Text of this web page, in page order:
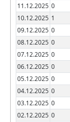
11.12.2025 0
10.12.2025 1
09.12.2025 0
08.12.2025 0
07.12.2025 0
06.12.2025 0
05.12.2025 0
04.12.2025 0
03.12.2025 0
02.12.2025 0